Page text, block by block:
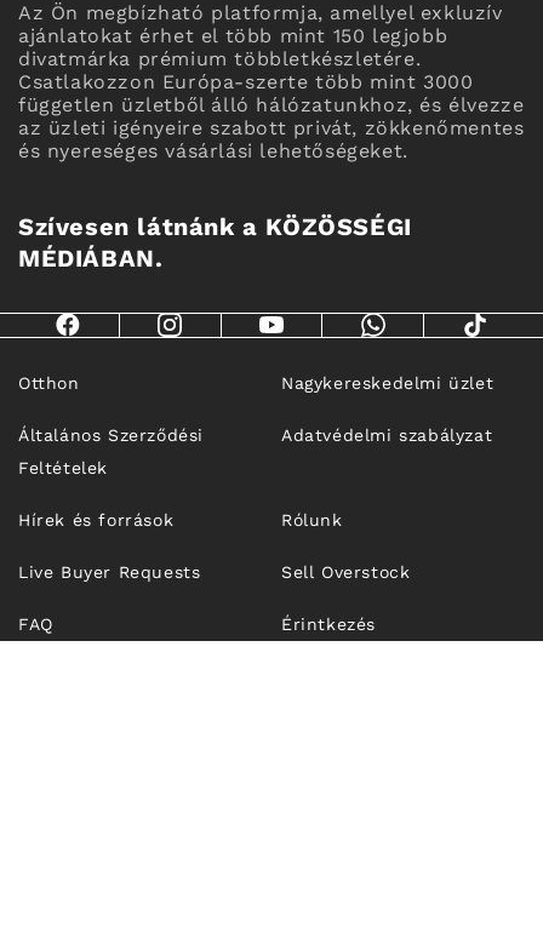
Az Ön megbízható platformja, amellyel exkluzív
ajánlatokat érhet el több mint 150 legjobb
divatmárka prémium többletkészletére.
Csatlakozzon Európa-szerte több mint 3000
független üzletből álló hálózatunkhoz, és élvezze
az üzleti igényeire szabott privát, zökkenőmentes
és nyereséges vásárlási lehetőségeket.
Szívesen látnánk a KÖZÖSSÉGI
MÉDIÁBAN.
Otthon Nagykereskedelmi üzlet
Általános Szerződési
Feltételek
Adatvédelmi szabályzat
Hírek és források Rólunk
Live Buyer Requests Sell Overstock
FAQ Érintkezés